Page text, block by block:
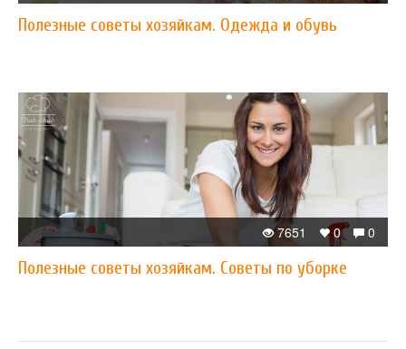
Полезные советы хозяйкам. Одежда и обувь
0
0
7651
Полезные советы хозяйкам. Советы по уборке